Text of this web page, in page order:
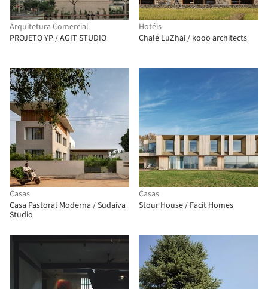
Arquitetura Comercial
PROJETO YP / AGIT STUDIO
Hotéis
Chalé LuZhai / kooo architects
Casas
Casa Pastoral Moderna / Sudaiva
Studio
Casas
Stour House / Facit Homes